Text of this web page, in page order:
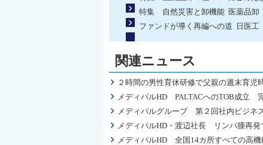
特集 自然災害と卸機能 医薬品卸
ファンドが導く再編への道 日医
関連ニュース
２時間の男性育休研修で父親の週末育
メディパルHD PALTACへのTOB成立
メディパルグループ 第２回社内ビジネ
メディパルHD・渡辺社長 リンパ腫再
メディパルHD 全国14カ所すべての高